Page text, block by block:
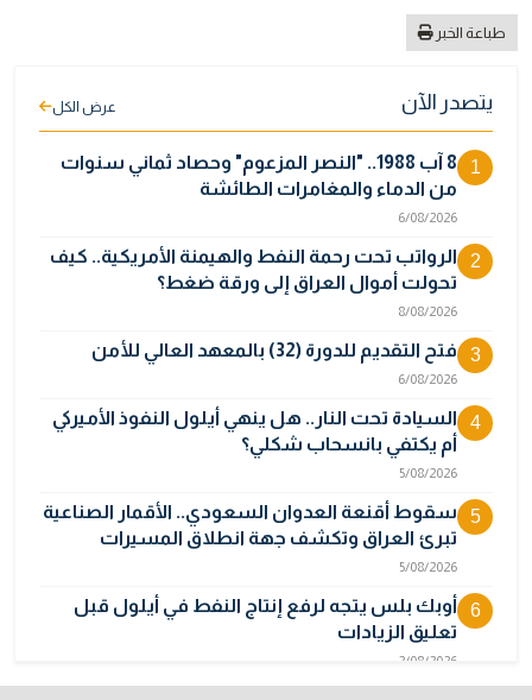
طباعة الخبر
يتصدر الآن عرض الكل
1
8 آب 1988.. "النصر المزعوم" وحصاد ثماني سنوات
من الدماء والمغامرات الطائشة
6/08/2026
2
الرواتب تحت رحمة النفط والهيمنة الأمريكية.. كيف
تحولت أموال العراق إلى ورقة ضغط؟
8/08/2026
3 فتح التقديم للدورة (32) بالمعهد العالي للأمن
6/08/2026
4
السيادة تحت النار.. هل ينهي أيلول النفوذ الأميركي
أم يكتفي بانسحاب شكلي؟
5/08/2026
5
سقوط أقنعة العدوان السعودي.. الأقمار الصناعية
تبرئ العراق وتكشف جهة انطلاق المسيرات
5/08/2026
6
أوبك بلس يتجه لرفع إنتاج النفط في أيلول قبل
تعليق الزيادات
2/08/2026